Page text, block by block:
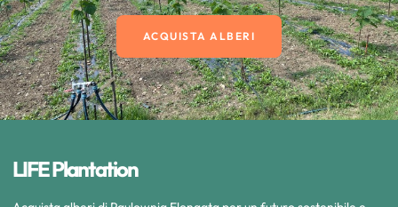
ACQUISTA ALBERI
LIFE Plantation